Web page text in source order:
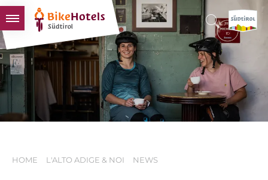
BIKEHOTELS
HOTELS & PACCHETTI
TOUR & TERRITORI
L'ALTO ADIGE & NOI
HOME L'ALTO ADIGE & NOI NEWS